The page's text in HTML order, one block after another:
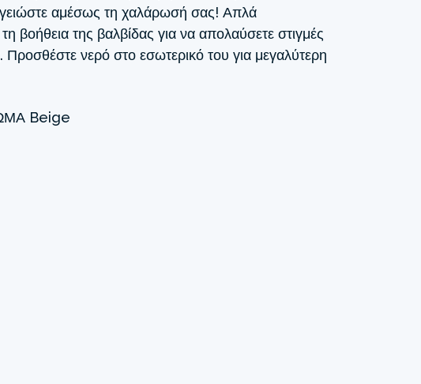
αμέσως τη χαλάρωσή σας! Απλά
βοήθεια της βαλβίδας για να απολαύσετε στιγμές
νερό στο εσωτερικό του για μεγαλύτερη
Beige